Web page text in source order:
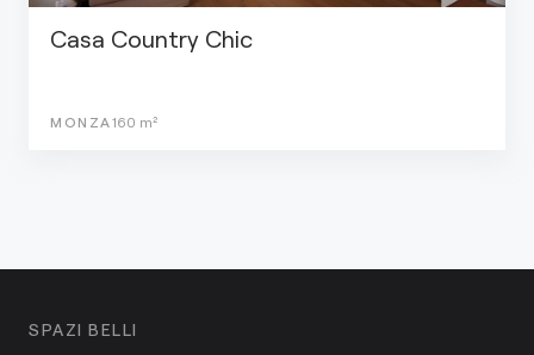
Casa Country Chic
MONZA 160 m²
SPAZI BELLI